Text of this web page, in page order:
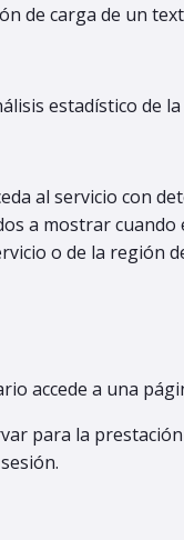
de carga de un
estadístico de
al servicio con
a mostrar
o de la región
accede a una
para la